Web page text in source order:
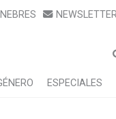
ESPECIALES